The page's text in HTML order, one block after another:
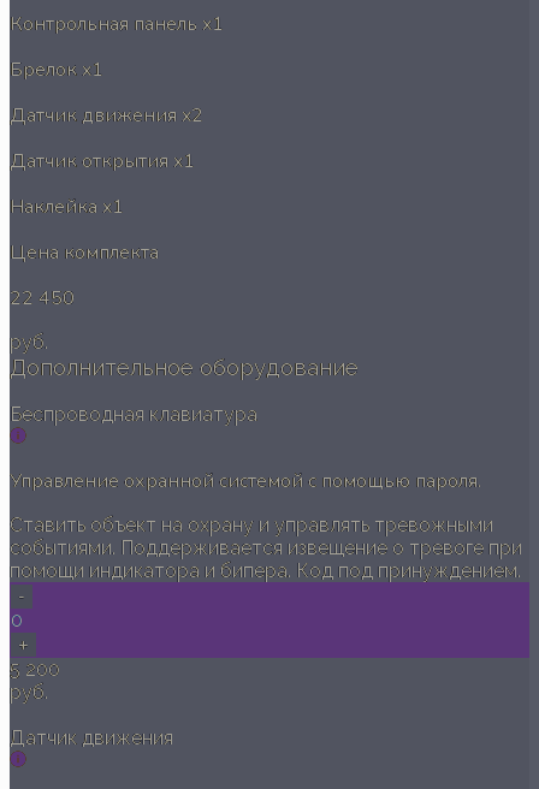
Контрольная панель x1
Брелокx1
Датчик движения x2
Датчик открытия x1
Наклейка x1
Цена комплекта
22 450
руб.
Дополнительное оборудование
Беспроводная клавиатура
Управление охранной системой с помощью пароля.
Ставить объект на охрану и управлять тревожными
событиями. Поддерживается извещение о тревоге при
помощи индикатора и бипера. Код под принуждением.
-
0
+
5 200
руб.
Датчик движения